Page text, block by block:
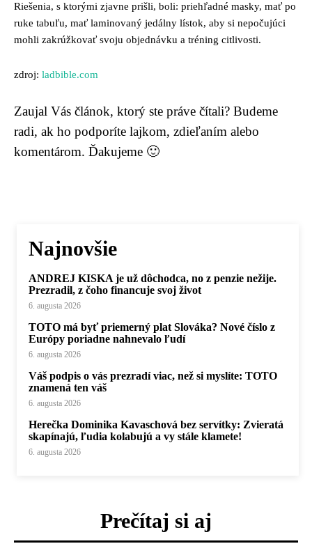
Riešenia, s ktorými zjavne prišli, boli: priehľadné masky, mať po
ruke tabuľu, mať laminovaný jedálny lístok, aby si nepočujúci
mohli zakrúžkovať svoju objednávku a tréning citlivosti.
zdroj: ladbible.com
Zaujal Vás článok, ktorý ste práve čítali? Budeme
radi, ak ho podporíte lajkom, zdieľaním alebo
komentárom. Ďakujeme 🙂
Najnovšie
ANDREJ KISKA je už dôchodca, no z penzie nežije.
Prezradil, z čoho financuje svoj život
6. augusta 2026
TOTO má byť priemerný plat Slováka? Nové číslo z
Európy poriadne nahnevalo ľudí
6. augusta 2026
Váš podpis o vás prezradí viac, než si myslíte: TOTO
znamená ten váš
6. augusta 2026
Herečka Dominika Kavaschová bez servítky: Zvieratá
skapínajú, ľudia kolabujú a vy stále klamete!
6. augusta 2026
Prečítaj si aj